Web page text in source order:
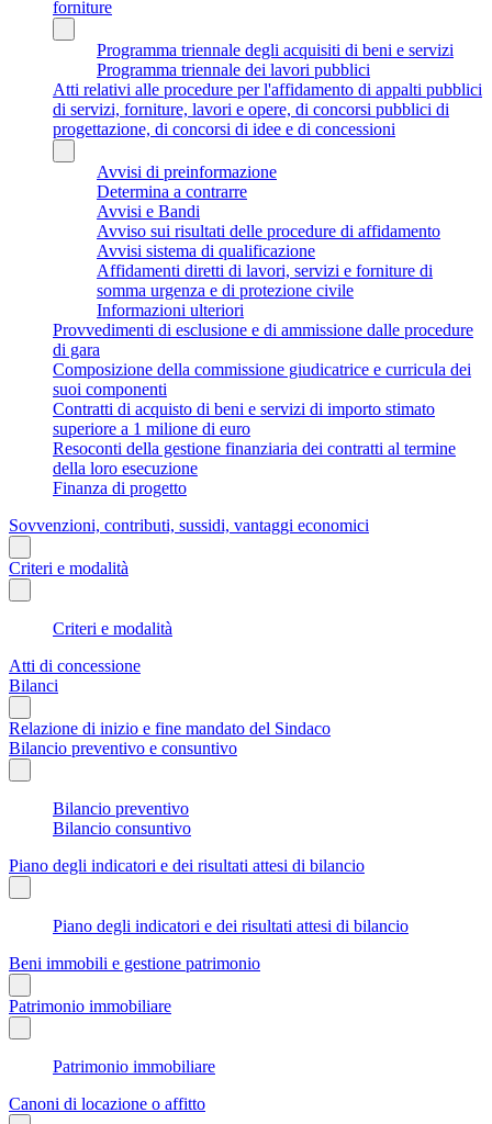
forniture
Programma triennale degli acquisiti di beni e servizi
Programma triennale dei lavori pubblici
Atti relativi alle procedure per l'affidamento di appalti pubblici
di servizi, forniture, lavori e opere, di concorsi pubblici di
progettazione, di concorsi di idee e di concessioni
Avvisi di preinformazione
Determina a contrarre
Avvisi e Bandi
Avviso sui risultati delle procedure di affidamento
Avvisi sistema di qualificazione
Affidamenti diretti di lavori, servizi e forniture di
somma urgenza e di protezione civile
Informazioni ulteriori
Provvedimenti di esclusione e di ammissione dalle procedure
di gara
Composizione della commissione giudicatrice e curricula dei
suoi componenti
Contratti di acquisto di beni e servizi di importo stimato
superiore a 1 milione di euro
Resoconti della gestione finanziaria dei contratti al termine
della loro esecuzione
Finanza di progetto
Sovvenzioni, contributi, sussidi, vantaggi economici
Criteri e modalità
Criteri e modalità
Atti di concessione
Bilanci
Relazione di inizio e fine mandato del Sindaco
Bilancio preventivo e consuntivo
Bilancio preventivo
Bilancio consuntivo
Piano degli indicatori e dei risultati attesi di bilancio
Piano degli indicatori e dei risultati attesi di bilancio
Beni immobili e gestione patrimonio
Patrimonio immobiliare
Patrimonio immobiliare
Canoni di locazione o affitto